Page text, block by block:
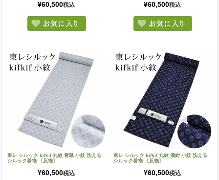
¥60,500税込 ¥60,500税込
東レ シルック kifkif 丸紋 青鼠 小紋 洗える
シルック着物 〔反物〕
¥60,500税込
東レ シルック kifkif 丸紋 濃紺 小紋 洗える
シルック着物 〔反物〕
¥60,500税込